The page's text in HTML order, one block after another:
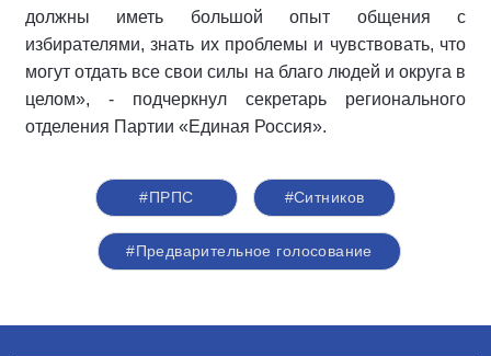
должны иметь большой опыт общения с
избирателями, знать их проблемы и чувствовать, что
могут отдать все свои силы на благо людей и округа в
целом», - подчеркнул секретарь регионального
отделения Партии «Единая Россия».
#ПРПС #Ситников
#Предварительное голосование